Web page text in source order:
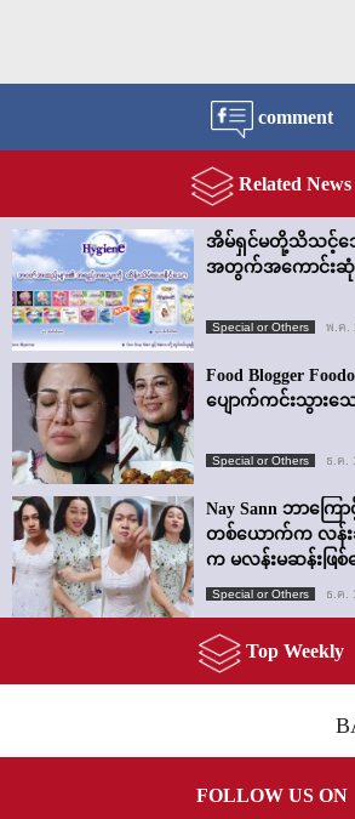
comment
Related News
အိမ်ရှင်မတို့သိသင့်သေ
အတွက်အကောင်းဆုံး
Special or Others พ.ค.
Food Blogger
ပျောက်ကင်းသွားသေ
Special or Others ธ.ค.
Nay Sann ဘာကြ
တစ်ယောက်က လန်းဆ
က မလန်းမဆန်းဖြ
က VDO မှာ အဖြေ
Special or Others ธ.ค.
Top Weekly
FOLLOW US ON